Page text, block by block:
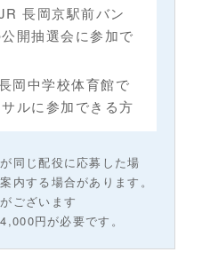
長岡京駅前バン
開抽選会に参加で
岡中学校体育館で
ルに参加できる方
同じ配役に応募した場
内する場合があります。
ございます
円が必要です。